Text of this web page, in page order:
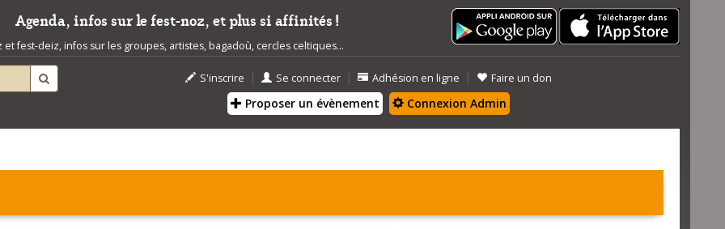
Agenda, infos sur le fest-noz, et plus si affinités !
fest-deiz, infos sur les groupes, artistes, bagadoù, cercles celtiques...
S'inscrire | Se connecter | Adhésion en ligne | Faire un don
Proposer un évènement Connexion Admin